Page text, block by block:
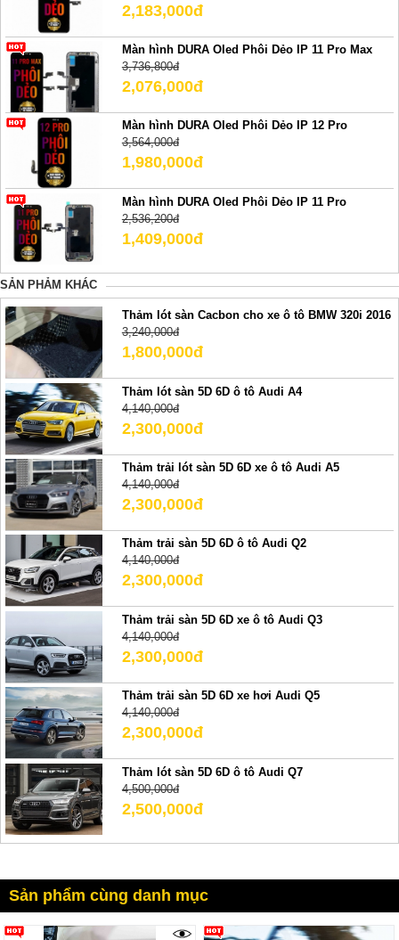
2,183,000đ
Màn hình DURA Oled Phôi Dẻo IP 11 Pro Max
3,736,800đ
2,076,000đ
Màn hình DURA Oled Phôi Dẻo IP 12 Pro
3,564,000đ
1,980,000đ
Màn hình DURA Oled Phôi Dẻo IP 11 Pro
2,536,200đ
1,409,000đ
SẢN PHẢM KHÁC
Thảm lót sàn Cacbon cho xe ô tô BMW 320i 2016
3,240,000đ
1,800,000đ
Thảm lót sàn 5D 6D ô tô Audi A4
4,140,000đ
2,300,000đ
Thảm trải lót sàn 5D 6D xe ô tô Audi A5
4,140,000đ
2,300,000đ
Thảm trải sàn 5D 6D ô tô Audi Q2
4,140,000đ
2,300,000đ
Thảm trải sàn 5D 6D xe ô tô Audi Q3
4,140,000đ
2,300,000đ
Thảm trải sàn 5D 6D xe hơi Audi Q5
4,140,000đ
2,300,000đ
Thảm lót sàn 5D 6D ô tô Audi Q7
4,500,000đ
2,500,000đ
Sản phẩm cùng danh mục